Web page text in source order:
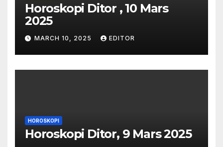
Horoskopi Ditor , 10 Mars
2025
MARCH 10, 2025 EDITOR
HOROSKOPI
Horoskopi Ditor, 9 Mars 2025